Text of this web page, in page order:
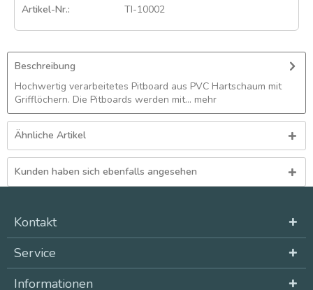
Artikel-Nr.: TI-10002
Beschreibung
Hochwertig verarbeitetes Pitboard aus PVC Hartschaum mit
Grifflöchern. Die Pitboards werden mit... mehr
Ähnliche Artikel
Kunden haben sich ebenfalls angesehen
Kontakt
Service
Informationen